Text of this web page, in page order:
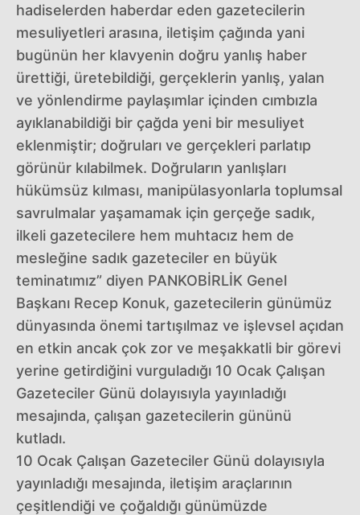
hadiselerden haberdar eden gazetecilerin
mesuliyetleri arasına, iletişim çağında yani
bugünün her klavyenin doğru yanlış haber
ürettiği, üretebildiği, gerçeklerin yanlış, yalan
ve yönlendirme paylaşımlar içinden cımbızla
ayıklanabildiği bir çağda yeni bir mesuliyet
eklenmiştir; doğruları ve gerçekleri parlatıp
görünür kılabilmek. Doğruların yanlışları
hükümsüz kılması, manipülasyonlarla toplumsal
savrulmalar yaşamamak için gerçeğe sadık,
ilkeli gazetecilere hem muhtacız hem de
mesleğine sadık gazeteciler en büyük
teminatımız” diyen PANKOBİRLİK Genel
Başkanı Recep Konuk, gazetecilerin günümüz
dünyasında önemi tartışılmaz ve işlevsel açıdan
en etkin ancak çok zor ve meşakkatli bir görevi
yerine getirdiğini vurguladığı 10 Ocak Çalışan
Gazeteciler Günü dolayısıyla yayınladığı
mesajında, çalışan gazetecilerin gününü
kutladı.
10 Ocak Çalışan Gazeteciler Günü dolayısıyla
yayınladığı mesajında, iletişim araçlarının
çeşitlendiği ve çoğaldığı günümüzde